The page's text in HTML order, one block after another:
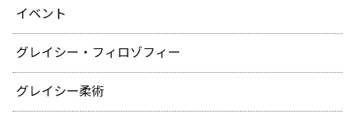
イベント
グレイシー・フィロゾフィー
グレイシー柔術